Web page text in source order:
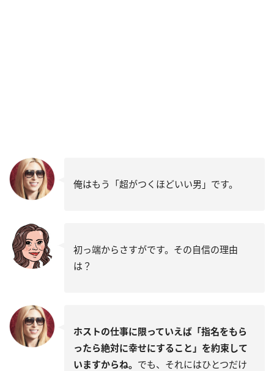
俺はもう「超がつくほどいい男」です。
初っ端からさすがです。その自信の理由
は？
ホストの仕事に限っていえば「指名をもら
ったら絶対に幸せにすること」を約束して
いますからね。 でも、それにはひとつだけ